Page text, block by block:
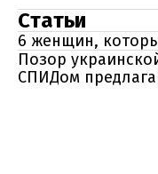
Статьи
6 женщин,
Позор
СПИДом